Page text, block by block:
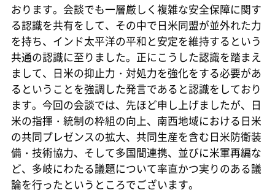
おります。会談でも一層厳しく複雑な安全保障に関す
る認識を共有をして、その中で日米同盟が並外れた力
を持ち、インド太平洋の平和と安定を維持するという
共通の認識に至りました。正にこうした認識を踏まえ
まして、日米の抑止力・対処力を強化をする必要があ
るということを強調した発言であると認識をしており
ます。今回の会談では、先ほど申し上げましたが、日
米の指揮・統制の枠組の向上、南西地域における日米
の共同プレゼンスの拡大、共同生産を含む日米防衛装
備・技術協力、そして多国間連携、並びに米軍再編な
ど、多岐にわたる議題について率直かつ実りのある議
論を行ったというところでございます。